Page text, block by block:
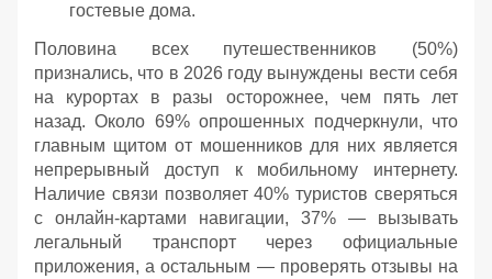
гостевые дома.
Половина всех путешественников (50%)
признались, что в 2026 году вынуждены вести себя
на курортах в разы осторожнее, чем пять лет
назад. Около 69% опрошенных подчеркнули, что
главным щитом от мошенников для них является
непрерывный доступ к мобильному интернету.
Наличие связи позволяет 40% туристов сверяться
с онлайн-картами навигации, 37% — вызывать
легальный транспорт через официальные
приложения, а остальным — проверять отзывы на